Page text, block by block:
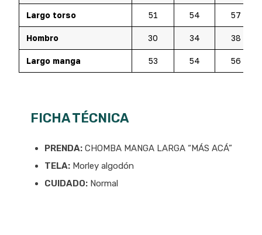
Largo torso 51 54 57
Hombro 30 34 38
Largo manga 53 54 56
FICHA TÉCNICA
PRENDA:CHOMBA MANGA LARGA “MÁS ACÁ”
TELA:Morley algodón
CUIDADO:Normal